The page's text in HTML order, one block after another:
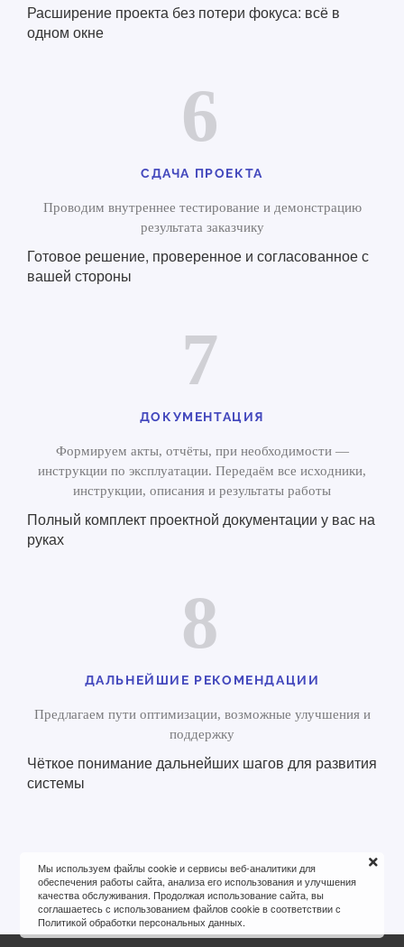
Расширение проекта без потери фокуса: всё в
одном окне
6
СДАЧА ПРОЕКТА
Проводим внутреннее тестирование и демонстрацию
результата заказчику
Готовое решение, проверенное и согласованное с
вашей стороны
7
ДОКУМЕНТАЦИЯ
Формируем акты, отчёты, при необходимости —
инструкции по эксплуатации. Передаём все исходники,
инструкции, описания и результаты работы
Полный комплект проектной документации у вас на
руках
8
ДАЛЬНЕЙШИЕ РЕКОМЕНДАЦИИ
Предлагаем пути оптимизации, возможные улучшения и
поддержку
Чёткое понимание дальнейших шагов для развития
системы
Мы используем файлы cookie и сервисы веб-аналитики для
обеспечения работы сайта, анализа его использования и улучшения
качества обслуживания. Продолжая использование сайта, вы
соглашаетесь с использованием файлов cookie в соответствии с
Политикой обработки персональных данных.